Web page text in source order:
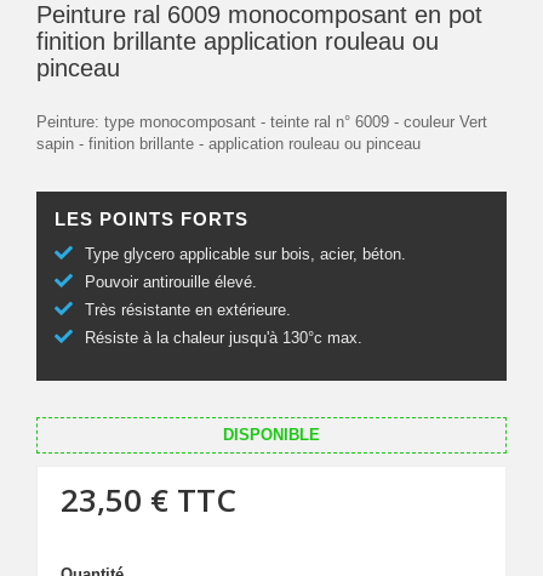
Peinture ral 6009 monocomposant en pot
finition brillante application rouleau ou
pinceau
Peinture: type monocomposant - teinte ral n° 6009 - couleur Vert
sapin - finition brillante - application rouleau ou pinceau
LES POINTS FORTS
Type glycero applicable sur bois, acier, béton.
Pouvoir antirouille élevé.
Très résistante en extérieure.
Résiste à la chaleur jusqu'à 130°c max.
DISPONIBLE
23,50 € TTC